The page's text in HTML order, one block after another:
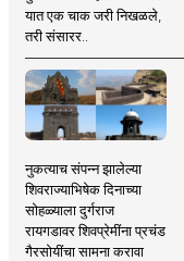
यात एक चाक जरी निखळले,
तरी संसारर..
नुकत्याच संपन्न झालेल्या
शिवराज्याभिषेक दिनाच्या
सोहळ्याला दुर्गराज
रायगडावर शिवप्रेमींना प्रचंड
गैरसोयींचा सामना करावा